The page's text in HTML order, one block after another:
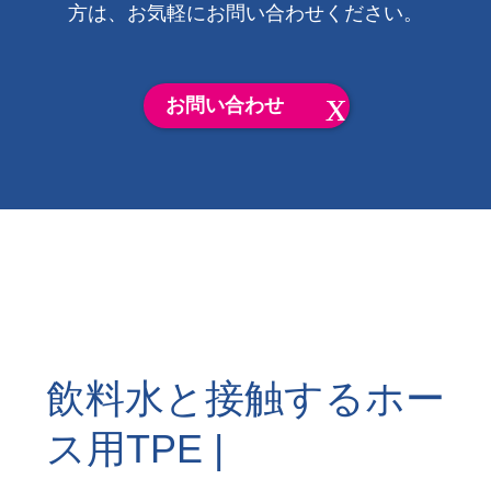
方は、お気軽にお問い合わせください。
お問い合わせ
飲料水と接触するホー
ス用TPE |